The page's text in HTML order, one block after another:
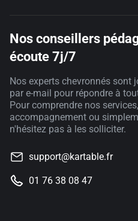
Nos conseillers
écoute 7j/7
Nos experts chevronnés sont
par e-mail pour répondre à
Pour comprendre nos
accompagnement ou
n'hésitez pas à les solliciter.
support@kartable.fr
01 76 38 08 47